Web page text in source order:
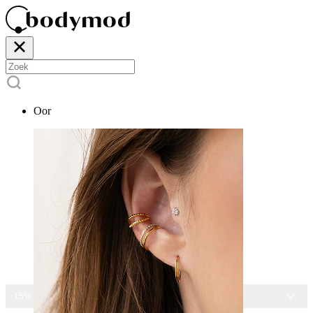
Oor
15% KORTING OP ALLE SIERADEN